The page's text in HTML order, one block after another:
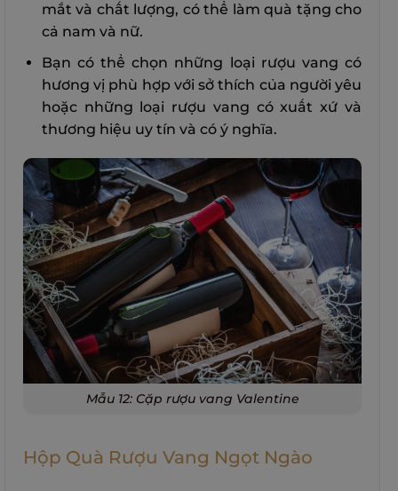
mắt và chất lượng, có thể làm quà tặng cho
cả nam và nữ.
Bạn có thể chọn những loại rượu vang có
hương vị phù hợp với sở thích của người yêu
hoặc những loại rượu vang có xuất xứ và
thương hiệu uy tín và có ý nghĩa.
Mẫu 12: Cặp rượu vang Valentine
Hộp Quà Rượu Vang Ngọt Ngào